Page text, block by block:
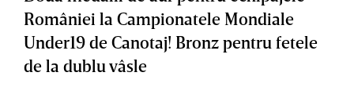
României la Campionatele Mondiale
Under19 de Canotaj! Bronz pentru fetele
de la dublu vâsle